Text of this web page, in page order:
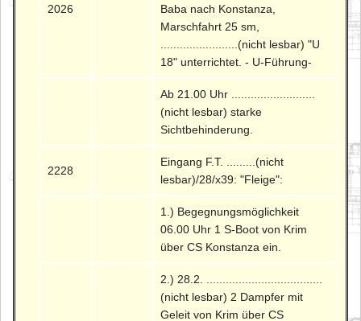
2026
Baba nach Konstanza,
Marschfahrt 25 sm,
........................(nicht lesbar) "U
18" unterrichtet. - U-Führung-
Ab 21.00 Uhr ..........................
(nicht lesbar) starke
Sichtbehinderung.
2228
Eingang F.T. .........(nicht
lesbar)/28/x39: "Fleige":
1.) Begegnungsmöglichkeit
06.00 Uhr 1 S-Boot von Krim
über CS Konstanza ein.
2.) 28.2. ....................................
(nicht lesbar) 2 Dampfer mit
Geleit von Krim über CS